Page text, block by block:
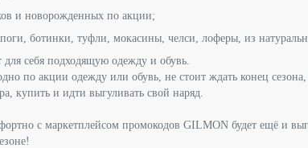
и новорожденных по акции;
ботинки, туфли, мокасины, челси, лоферы, из
себя подходящую одежду и обувь.
по акции одежду или обувь, не стоит ждать конец
купить и идти выгуливать свой наряд.
с маркетплейсом промокодов GILMON будет ещё и